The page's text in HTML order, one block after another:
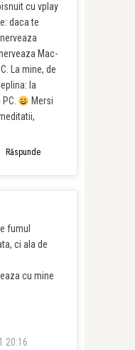
cu vplay
daca te
Mac-
La mine, de
la
Mersi
Răspunde
fumul
ci ala de
cu mine
20:16